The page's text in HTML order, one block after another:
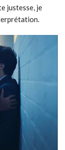
justesse, je